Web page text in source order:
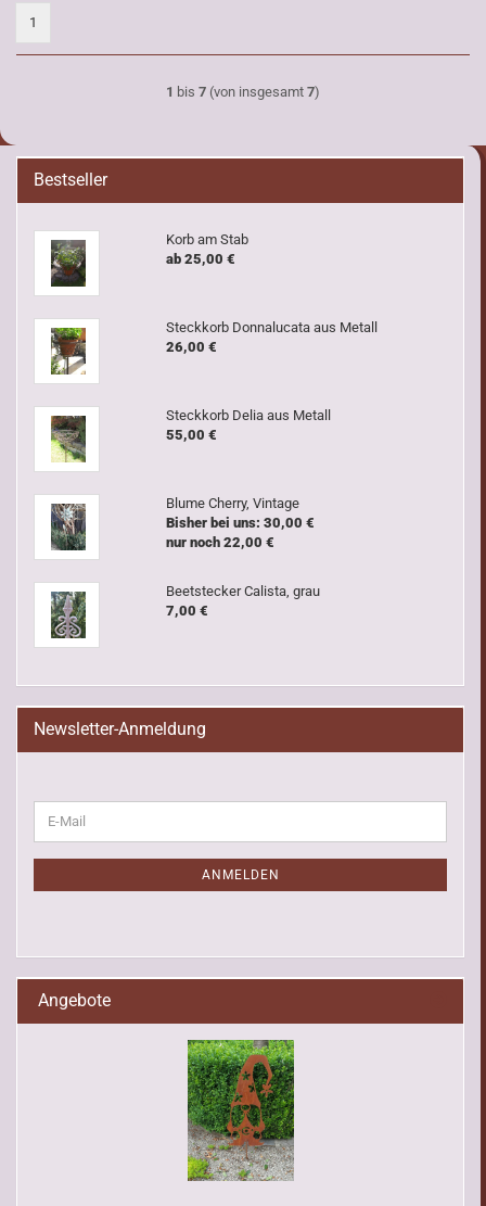
1
1 bis 7 (von insgesamt 7)
Bestseller
Korb am Stab
ab 25,00 €
Steckkorb Donnalucata aus Metall
26,00 €
Steckkorb Delia aus Metall
55,00 €
Blume Cherry, Vintage
Bisher bei uns: 30,00 €
nur noch 22,00 €
Beetstecker Calista, grau
7,00 €
Newsletter-Anmeldung
ZUR
NEWSLETTER-
E-
Mail
ANMELDEN
Angebote